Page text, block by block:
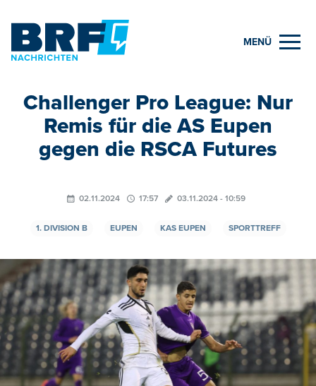
MENÜ
Challenger Pro League: Nur
Remis für die AS Eupen
gegen die RSCA Futures
02.11.2024 17:57 03.11.2024 - 10:59
1. DIVISION B EUPEN KAS EUPEN SPORTTREFF